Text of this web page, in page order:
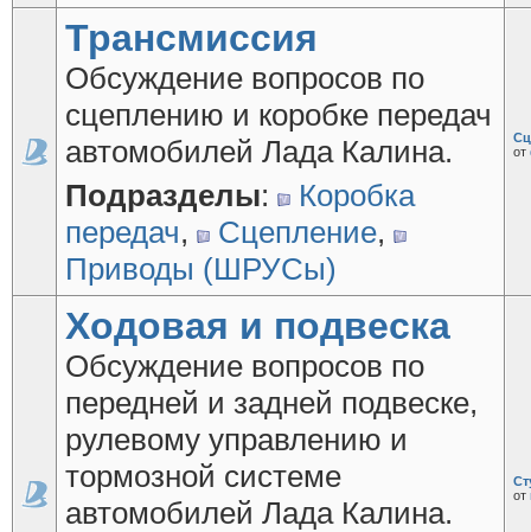
Трансмиссия
Обсуждение вопросов по
сцеплению и коробке передач
автомобилей Лада Калина.
Подразделы:
Коробка
передач, Сцепление,
Приводы (ШРУСы)
от
Ходовая и подвеска
Обсуждение вопросов по
передней и задней подвеске,
рулевому управлению и
тормозной системе
автомобилей Лада Калина.
от